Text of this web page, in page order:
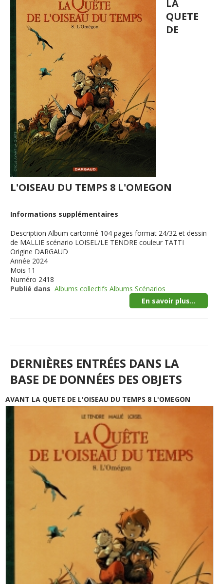
LA
QUETE
DE
L'OISEAU DU TEMPS 8 L'OMEGON
Informations supplémentaires
Description Album cartonné 104 pages format 24/32 et dessin
de MALLIE scénario LOISEL/LE TENDRE couleur TATTI
Origine DARGAUD
Année 2024
Mois 11
Numéro 2418
Publié dans Albums collectifs Albums Scénarios
En savoir plus...
DERNIÈRES ENTRÉES DANS LA
BASE DE DONNÉES DES OBJETS
AVANT LA QUETE DE L'OISEAU DU TEMPS 8 L'OMEGON